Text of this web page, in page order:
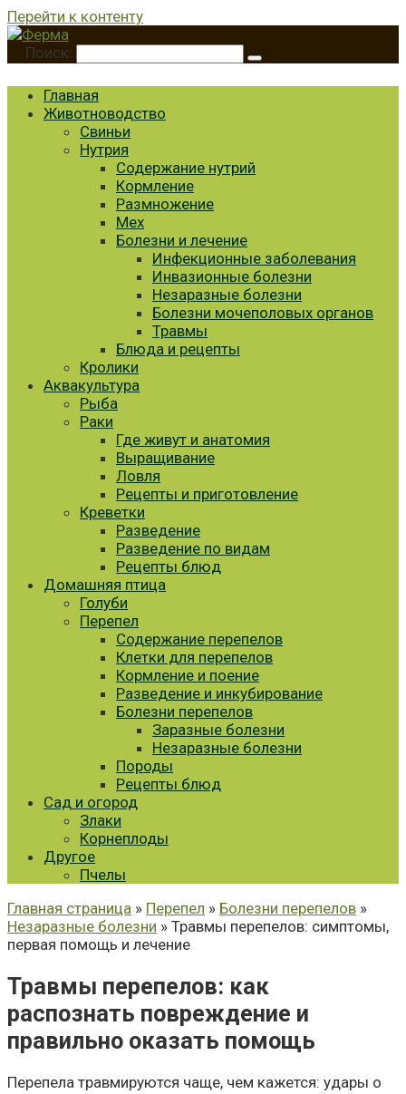
Перейти к контенту
Поиск:
Главная
Животноводство
Свиньи
Нутрия
Содержание нутрий
Кормление
Размножение
Мех
Болезни и лечение
Инфекционные заболевания
Инвазионные болезни
Незаразные болезни
Болезни мочеполовых органов
Травмы
Блюда и рецепты
Кролики
Аквакультура
Рыба
Раки
Где живут и анатомия
Выращивание
Ловля
Рецепты и приготовление
Креветки
Разведение
Разведение по видам
Рецепты блюд
Домашняя птица
Голуби
Перепел
Содержание перепелов
Клетки для перепелов
Кормление и поение
Разведение и инкубирование
Болезни перепелов
Заразные болезни
Незаразные болезни
Породы
Рецепты блюд
Сад и огород
Злаки
Корнеплоды
Другое
Пчелы
Главная страница » Перепел » Болезни перепелов »
Незаразные болезни » Травмы перепелов: симптомы,
первая помощь и лечение
Травмы перепелов: как
распознать повреждение и
правильно оказать помощь
Перепела травмируются чаще, чем кажется: удары о